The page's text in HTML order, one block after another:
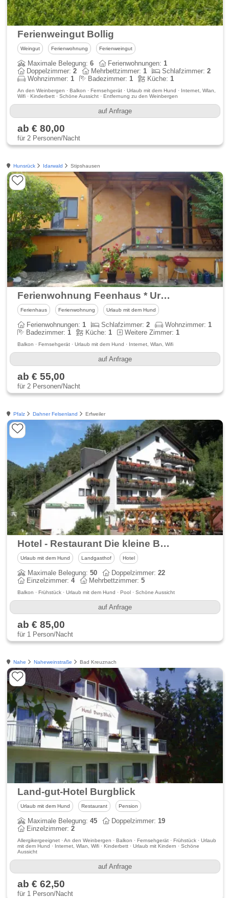
Ferienweingut Bollig
Weingut Ferienwohnung Ferienweingut
Maximale Belegung:6 Ferienwohnungen:1
Doppelzimmer:2 Mehrbettzimmer:1 Schlafzimmer:2
Wohnzimmer:1 Badezimmer:1 Küche:1
An den Weinbergen · Balkon · Fernsehgerät · Urlaub mit dem Hund · Internet, Wlan,
Wifi · Kinderbett · Schöne Aussicht · Entfernung zu den Weinbergen
auf Anfrage
ab € 80,00
für 2 Personen/Nacht
Hunsrück Idarwald Stipshausen
Ferienwohnung Feenhaus * Urlaub im Hunsrücker Idarwald
Ferienhaus Ferienwohnung Urlaub mit dem Hund
Ferienwohnungen:1 Schlafzimmer:2 Wohnzimmer:1
Badezimmer:1 Küche:1 Weitere Zimmer:1
Balkon · Fernsehgerät · Urlaub mit dem Hund · Internet, Wlan, Wifi
auf Anfrage
ab € 55,00
für 2 Personen/Nacht
Pfalz Dahner Felsenland Erfweiler
Hotel - Restaurant Die kleine Blume im Dahner Felsenland
Urlaub mit dem Hund Landgasthof Hotel
Maximale Belegung:50 Doppelzimmer:22
Einzelzimmer:4 Mehrbettzimmer:5
Balkon · Frühstück · Urlaub mit dem Hund · Pool · Schöne Aussicht
auf Anfrage
ab € 85,00
für 1 Person/Nacht
Nahe Naheweinstraße Bad Kreuznach
Land-gut-Hotel Burgblick
Urlaub mit dem Hund Restaurant Pension
Maximale Belegung:45 Doppelzimmer:19
Einzelzimmer:2
Allergikergeeignet · An den Weinbergen · Balkon · Fernsehgerät · Frühstück · Urlaub
mit dem Hund · Internet, Wlan, Wifi · Kinderbett · Urlaub mit Kindern · Schöne
Aussicht
auf Anfrage
ab € 62,50
für 1 Person/Nacht